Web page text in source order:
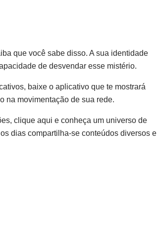
que você sabe disso. A sua identidade
de desvendar esse mistério.
baixe o aplicativo que te mostrará
na movimentação de sua rede.
clique aqui e conheça um universo de
dias compartilha-se conteúdos diversos e